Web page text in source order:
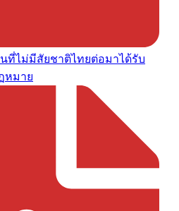
ที่ไม่มีสัยชาติไทยต่อมาได้รับ
หมาย